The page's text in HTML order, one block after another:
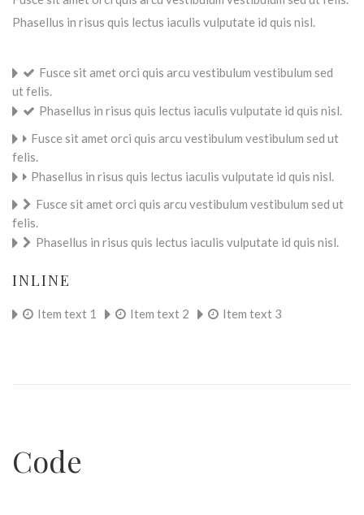
Phasellus in risus quis lectus iaculis vulputate id quis nisl.
Fusce sit amet orci quis arcu vestibulum vestibulum sed
ut felis.
Phasellus in risus quis lectus iaculis vulputate id quis nisl.
Fusce sit amet orci quis arcu vestibulum vestibulum sed ut
felis.
Phasellus in risus quis lectus iaculis vulputate id quis nisl.
Fusce sit amet orci quis arcu vestibulum vestibulum sed ut
felis.
Phasellus in risus quis lectus iaculis vulputate id quis nisl.
INLINE
Item text 1 Item text 2 Item text 3
Code